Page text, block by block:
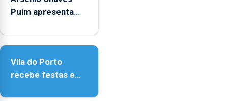
e
18h00.
Puim apresenta
de Vila do Porto
Vila do Porto
recebe festas em